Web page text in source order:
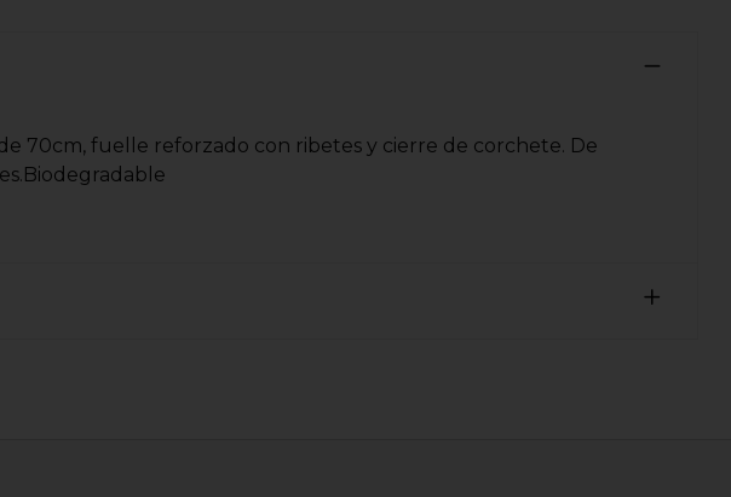
70cm, fuelle reforzado con ribetes y cierre de corchete. De